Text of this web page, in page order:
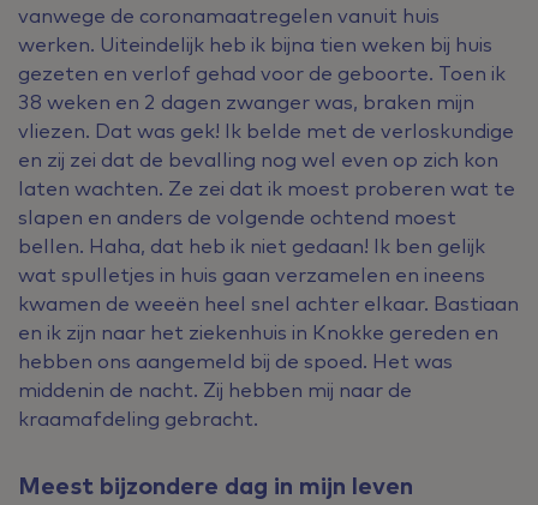
vanwege de coronamaatregelen vanuit huis
werken. Uiteindelijk heb ik bijna tien weken bij huis
gezeten en verlof gehad voor de geboorte. Toen ik
38 weken en 2 dagen zwanger was, braken mijn
vliezen. Dat was gek! Ik belde met de verloskundige
en zij zei dat de bevalling nog wel even op zich kon
laten wachten. Ze zei dat ik moest proberen wat te
slapen en anders de volgende ochtend moest
bellen. Haha, dat heb ik niet gedaan! Ik ben gelijk
wat spulletjes in huis gaan verzamelen en ineens
kwamen de weeën heel snel achter elkaar. Bastiaan
en ik zijn naar het ziekenhuis in Knokke gereden en
hebben ons aangemeld bij de spoed. Het was
middenin de nacht. Zij hebben mij naar de
kraamafdeling gebracht.
Meest bijzondere dag in mijn leven